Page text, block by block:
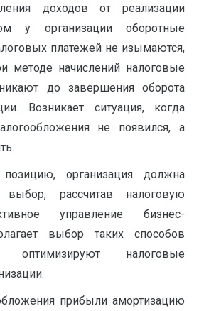
доходов от реализации
у организации оборотные
платежей не изымаются,
методе начислений налоговые
до завершения оборота
Возникает ситуация, когда
не появился, а
организация должна
рассчитав налоговую
управление бизнес-
выбор таких способов
оптимизируют налоговые
прибыли амортизацию